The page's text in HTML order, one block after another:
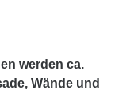
werden ca.
Wände und